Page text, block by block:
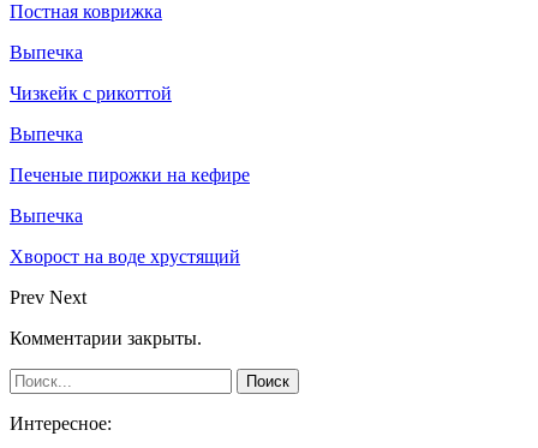
Постная коврижка
Выпечка
Чизкейк с рикоттой
Выпечка
Печеные пирожки на кефире
Выпечка
Хворост на воде хрустящий
Prev Next
Комментарии закрыты.
Интересное: